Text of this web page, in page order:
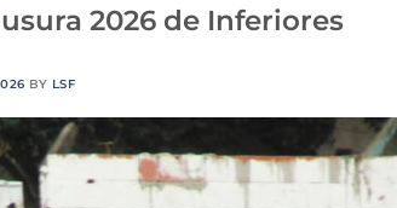
2026 de Inferiores
BY LSF